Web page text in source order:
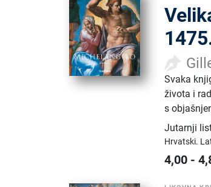
Svaka
života i
s
Jutarnji
Hrvatski.
4,00 -